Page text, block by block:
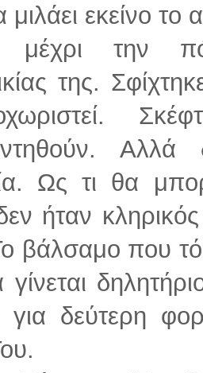
εκείνο το
μέχρι την
της.
Ως τι θα
ήταν
βάλσαμο που
γίνεται
δεύτερη